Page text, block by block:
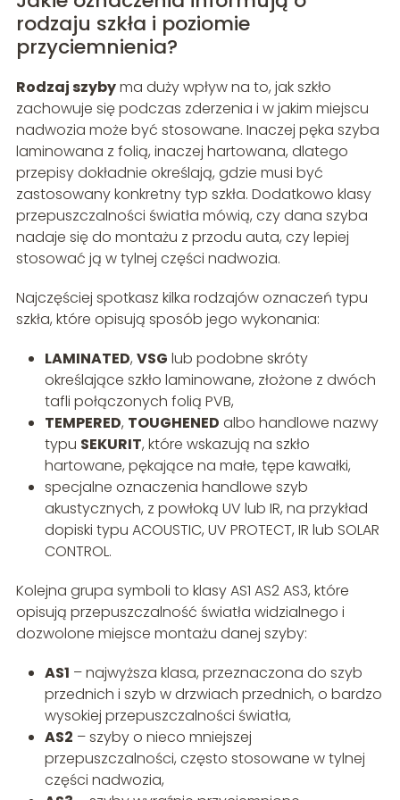
rodzaju szkła i poziomie
przyciemnienia?
Rodzaj szybyma duży wpływ na to, jak szkło
zachowuje się podczas zderzenia i w jakim miejscu
nadwozia może być stosowane. Inaczej pęka szyba
laminowana z folią, inaczej hartowana, dlatego
przepisy dokładnie określają, gdzie musi być
zastosowany konkretny typ szkła. Dodatkowo klasy
przepuszczalności światła mówią, czy dana szyba
nadaje się do montażu z przodu auta, czy lepiej
stosować ją w tylnej części nadwozia.
Najczęściej spotkasz kilka rodzajów oznaczeń typu
szkła, które opisują sposób jego wykonania:
LAMINATED, VSG lub podobne skróty
określające szkło laminowane, złożone z dwóch
tafli połączonych folią PVB,
TEMPERED, TOUGHENED albo handlowe nazwy
typu SEKURIT, które wskazują na szkło
hartowane, pękające na małe, tępe kawałki,
specjalne oznaczenia handlowe szyb
akustycznych, z powłoką UV lub IR, na przykład
dopiski typu ACOUSTIC, UV PROTECT, IR lub SOLAR
CONTROL.
Kolejna grupa symboli to klasy AS1 AS2 AS3, które
opisują przepuszczalność światła widzialnego i
dozwolone miejsce montażu danej szyby:
AS1 – najwyższa klasa, przeznaczona do szyb
przednich i szyb w drzwiach przednich, o bardzo
wysokiej przepuszczalności światła,
AS2 – szyby o nieco mniejszej
przepuszczalności, często stosowane w tylnej
części nadwozia,